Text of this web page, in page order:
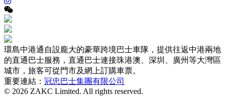
環島中港通自設龐大的豪華跨境巴士車隊，提供往返中港兩地
的直通巴士服務，直通巴士連接珠港澳、深圳、廣州等大灣區
城市，旅客可從門市及網上訂購車票。
重要連結： 冠忠巴士集團有限公司
© 2026 ZAKC Limited. All rights reserved.